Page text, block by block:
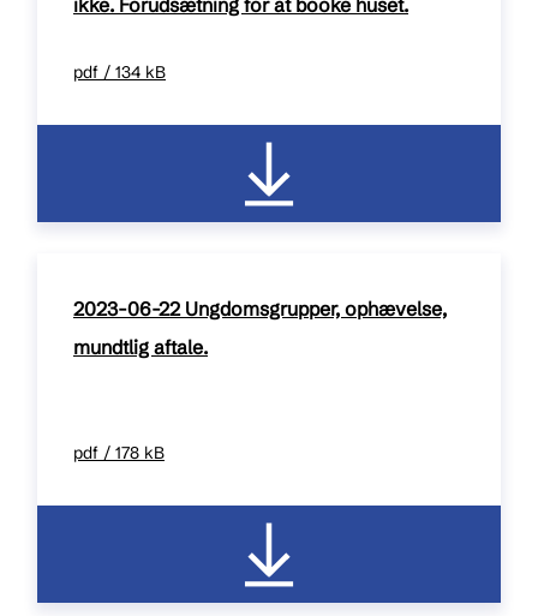
ikke. Forudsætning for at booke huset.
pdf / 134 kB
2023-06-22 Ungdomsgrupper, ophævelse,
mundtlig aftale.
pdf / 178 kB